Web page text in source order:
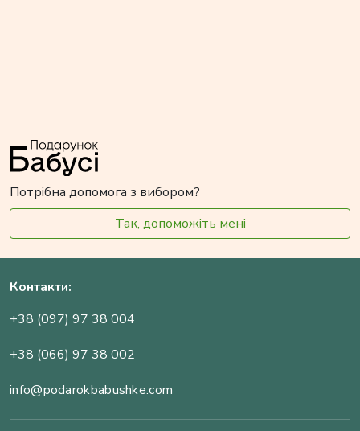
Потрібна допомога з вибором?
Так, допоможіть мені
Контакти:
+38 (097) 97 38 004
+38 (066) 97 38 002
info@podarokbabushke.com